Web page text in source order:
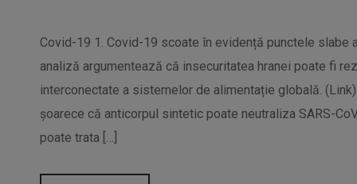
Covid-19 1. Covid-19 scoate în evidență punctele slabe
analiză argumentează că insecuritatea hranei poate fi
interconectate a sistemelor de alimentație globală.
șoarece că anticorpul sintetic poate neutraliza SARS-
poate trata […]